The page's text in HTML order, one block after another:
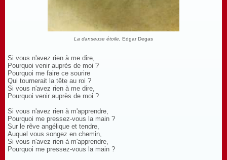
La danseuse étoile, Edgar Degas
Si vous n'avez rien à me dire,
Pourquoi venir auprès de moi ?
Pourquoi me faire ce sourire
Qui tournerait la tête au roi ?
Si vous n'avez rien à me dire,
Pourquoi venir auprès de moi ?
Si vous n'avez rien à m'apprendre,
Pourquoi me pressez-vous la main ?
Sur le rêve angélique et tendre,
Auquel vous songez en chemin,
Si vous n'avez rien à m'apprendre,
Pourquoi me pressez-vous la main ?